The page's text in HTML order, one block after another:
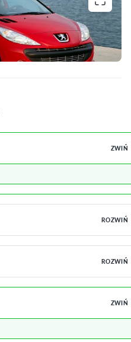
ZWIŃ
ROZWIŃ
ROZWIŃ
ZWIŃ